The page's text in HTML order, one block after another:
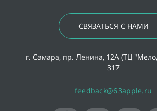
СВЯЗАТЬСЯ С НАМИ
г. Самара, пр. Ленина, 12А (ТЦ
317
feedback@63apple.ru